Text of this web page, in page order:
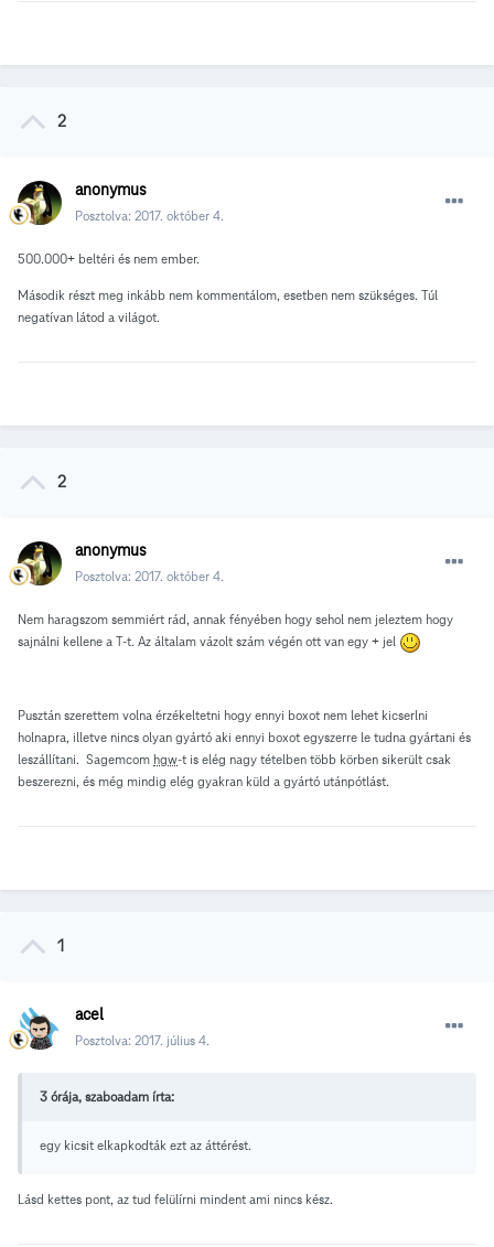
2
anonymus
Posztolva: 2017. október 4.
500.000+ beltéri és nem ember.
Második részt meg inkább nem kommentálom, esetben nem szükséges. Túl
negatívan látod a világot.
2
anonymus
Posztolva: 2017. október 4.
Nem haragszom semmiért rád, annak fényében hogy sehol nem jeleztem hogy
sajnálni kellene a T-t. Az általam vázolt szám végén ott van egy + jel
Pusztán szerettem volna érzékeltetni hogy ennyi boxot nem lehet kicserlni
holnapra, illetve nincs olyan gyártó aki ennyi boxot egyszerre le tudna gyártani és
leszállítani. Sagemcom hgw-t is elég nagy tételben több körben sikerült csak
beszerezni, és még mindig elég gyakran küld a gyártó utánpótlást.
1
acel
Posztolva: 2017. július 4.
3 órája, szaboadam írta:
egy kicsit elkapkodták ezt az áttérést.
Lásd kettes pont, az tud felülírni mindent ami nincs kész.